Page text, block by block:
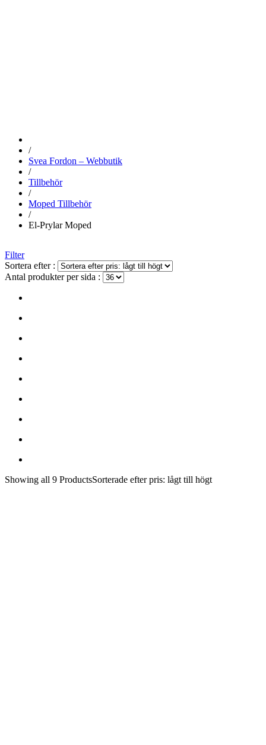
/
Svea Fordon – Webbutik
/
Tillbehör
/
Moped Tillbehör
/
El-Prylar Moped
Filter
Sortera efter :
Antal produkter per sida :
Showing all 9 ProductsSorterade efter pris: lågt till högt